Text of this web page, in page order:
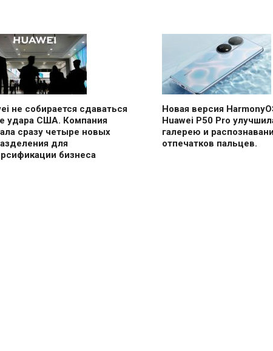
не собирается сдаваться
удара США. Компания
сразу четыре новых
для
бизнеса
Новая версия
Huawei P50 Pro
галерею и
отпечатков пальцев.